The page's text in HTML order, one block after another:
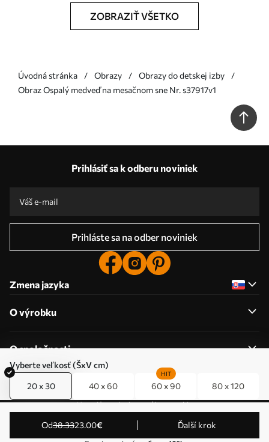
Vyberte veľkosť (ŠxV cm)
20 x 30 40 x 60 60 x 90
HIT
80 x 120
od38.3323.00€ Ďalší krok
ZOBRAZIŤ VŠETKO
Úvodná stránka Obrazy
Obrazy do detskej izby
Obraz Ospalý medveď na mesačnom sne Nr. s37917v1
Prihlásiť sa k odberu noviniek
Prihláste sa na odber noviniek
Zmena jazyka
O výrobku
O spoločnosti
Upraviť povolenia pre súbory cookie
© 2011-2026 Uwalls . Všetky práva vyhradené. Prevádzkuje
KLW Sp. z o.o. IČ DPH: PL9223057591.